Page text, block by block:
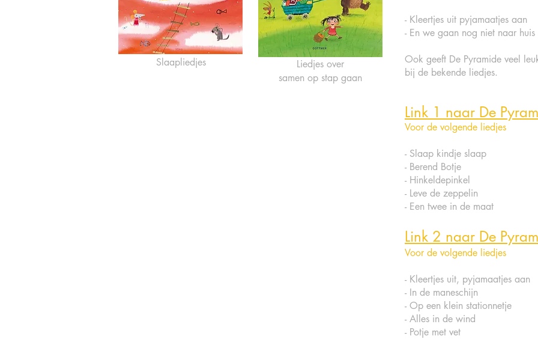
Slaapliedjes
Liedjes over
samen op stap gaan
- Kleertjes uit pyjamaatjes aan
- En we gaan nog niet naar huis
Ook geeft De Pyramide veel
bij de bekende liedjes.
Link 1 naar De
Voor de volgende liedjes
- Slaap kindje slaap
- Berend Botje
- Hinkeldepinkel
- Leve de zeppelin
- Een twee in de maat
Link 2 naar De
Voor de volgende liedjes
- Kleertjes uit, pyjamaatjes aan
- In de maneschijn
- Op een klein stationnetje
- Alles in de wind
- Potje met vet